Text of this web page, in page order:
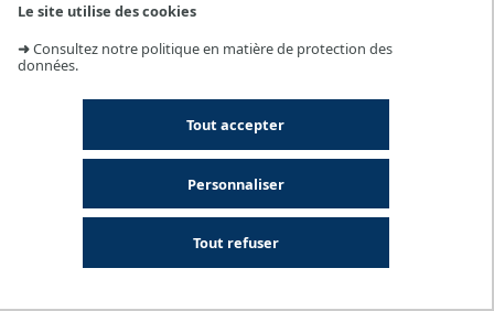
Le site utilise des cookies
➜Consultez notre politique en matière de protection des
données.
Tout accepter
Tout refuser
Personnaliser
Catégorie